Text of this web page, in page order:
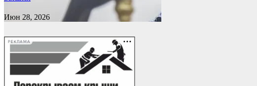
Июн 28, 2026
РЕКЛАМА